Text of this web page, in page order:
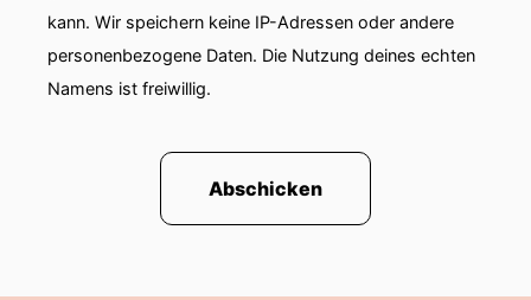
kann. Wir speichern keine IP-Adressen oder andere
personenbezogene Daten. Die Nutzung deines echten
Namens ist freiwillig.
Abschicken